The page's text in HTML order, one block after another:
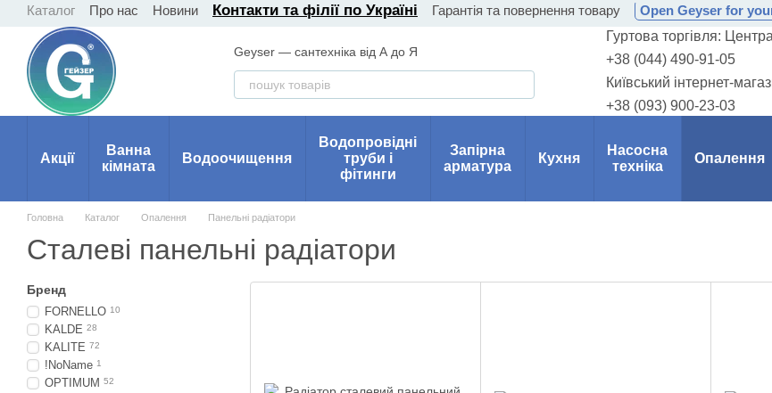
Перейти до основного контенту
Каталог Про нас Новини Контакти та філії по Україні Гарантія та повернення товару Open Geyser for
Geyser — сантехніка від А до Я
Гуртова торгівля:
+38 (044) 490-91-05
Київський інтернет-
+38 (093) 900-23-03
Акції
Ванна
кімната
Водоочищення
Водопровідні
труби і
фітинги
Запірна
арматура
Кухня
Насосна
техніка
Опалення
Головна Каталог Опалення Панельні радіатори
Сталеві панельні радіатори
Бренд
FORNELLO 10
KALDE 28
KALITE 72
!NoName 1
OPTIMUM 52